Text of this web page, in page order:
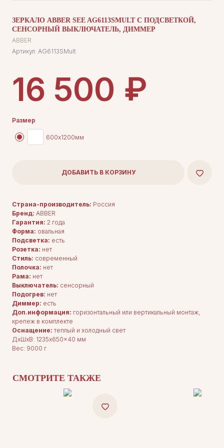
ЗЕРКАЛО ABBER SEE AG6113SMULT С ПОДСВЕТКОЙ,
СЕНСОРНЫЙ ВЫКЛЮЧАТЕЛЬ, ДИММЕР
ABBER
Артикул: AG6113SMult
16 500 ₽
Размер
600х1200мм
ДОБАВИТЬ В КОРЗИНУ
Страна-производитель: Россия
Бренд: ABBER
Гарантия: 2 года
Форма: овальная
Подсветка: есть
Розетка: нет
Стиль: современный
Полочка: нет
Рама: нет
Выключатель: сенсорный
Подогрев: нет
Диммер: есть
Доп.информация: горизонтальный или вертикальный монтаж,
крепеж в комплекте
Оснащение: теплый и холодный свет
ДxШxВ: 1235x650x40 мм
Вес: 9000 г
СМОТРИТЕ ТАКЖЕ